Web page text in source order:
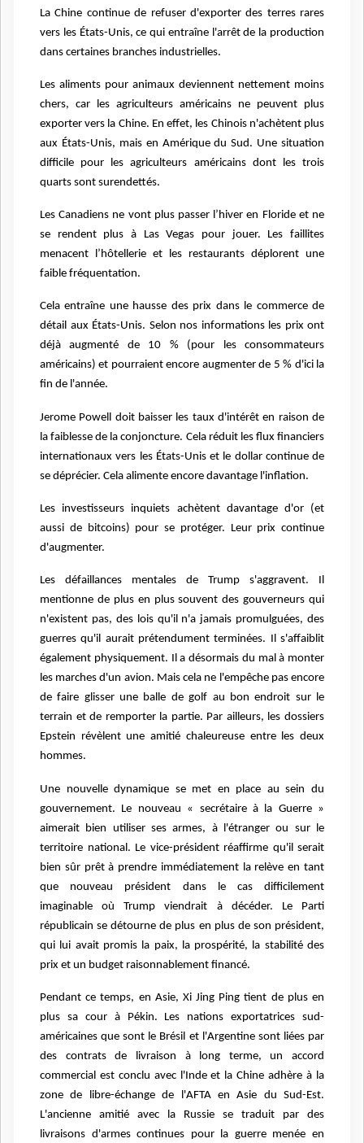
La Chine continue de refuser d'exporter des terres rares
vers les États-Unis, ce qui entraîne l'arrêt de la production
dans certaines branches industrielles.
Les aliments pour animaux deviennent nettement moins
chers, car les agriculteurs américains ne peuvent plus
exporter vers la Chine. En effet, les Chinois n'achètent plus
aux États-Unis, mais en Amérique du Sud. Une situation
difficile pour les agriculteurs américains dont les trois
quarts sont surendettés.
Les Canadiens ne vont plus passer l’hiver en Floride et ne
se rendent plus à Las Vegas pour jouer. Les faillites
menacent l’hôtellerie et les restaurants déplorent une
faible fréquentation.
Cela entraîne une hausse des prix dans le commerce de
détail aux États-Unis. Selon nos informations les prix ont
déjà augmenté de 10 % (pour les consommateurs
américains) et pourraient encore augmenter de 5 % d'ici la
fin de l'année.
Jerome Powell doit baisser les taux d'intérêt en raison de
la faiblesse de la conjoncture. Cela réduit les flux financiers
internationaux vers les États-Unis et le dollar continue de
se déprécier. Cela alimente encore davantage l'inflation.
Les investisseurs inquiets achètent davantage d'or (et
aussi de bitcoins) pour se protéger. Leur prix continue
d'augmenter.
Les défaillances mentales de Trump s'aggravent. Il
mentionne de plus en plus souvent des gouverneurs qui
n'existent pas, des lois qu'il n'a jamais promulguées, des
guerres qu'il aurait prétendument terminées. Il s'affaiblit
également physiquement. Il a désormais du mal à monter
les marches d'un avion. Mais cela ne l'empêche pas encore
de faire glisser une balle de golf au bon endroit sur le
terrain et de remporter la partie. Par ailleurs, les dossiers
Epstein révèlent une amitié chaleureuse entre les deux
hommes.
Une nouvelle dynamique se met en place au sein du
gouvernement. Le nouveau « secrétaire à la Guerre »
aimerait bien utiliser ses armes, à l'étranger ou sur le
territoire national. Le vice-président réaffirme qu'il serait
bien sûr prêt à prendre immédiatement la relève en tant
que nouveau président dans le cas difficilement
imaginable où Trump viendrait à décéder. Le Parti
républicain se détourne de plus en plus de son président,
qui lui avait promis la paix, la prospérité, la stabilité des
prix et un budget raisonnablement financé.
Pendant ce temps, en Asie, Xi Jing Ping tient de plus en
plus sa cour à Pékin. Les nations exportatrices sud-
américaines que sont le Brésil et l'Argentine sont liées par
des contrats de livraison à long terme, un accord
commercial est conclu avec l'Inde et la Chine adhère à la
zone de libre-échange de l'AFTA en Asie du Sud-Est.
L'ancienne amitié avec la Russie se traduit par des
livraisons d'armes continues pour la guerre menée en